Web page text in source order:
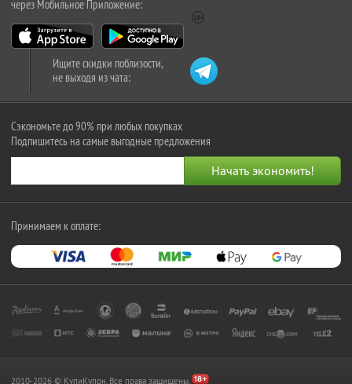
через Мобильное Приложение:
Ищите скидки поблизости,
не выходя из чата:
Сэкономьте до 90% при любых покупках
Подпишитесь на самые выгодные предложения
Принимаем к оплате:
2010-2026 © КупиКупон. Все права защищены.